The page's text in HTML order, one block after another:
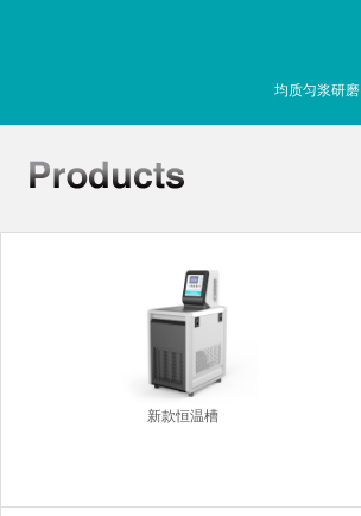
均质匀浆研磨
新款恒温槽